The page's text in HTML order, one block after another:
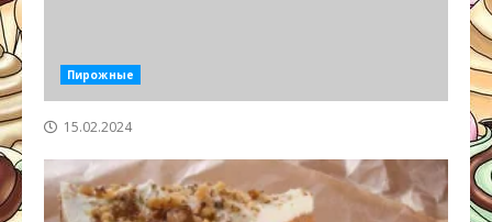
Пирожные
15.02.2024